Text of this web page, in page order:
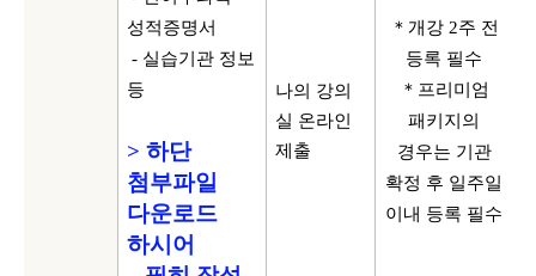
성적증명서
- 실습기관 정보
등
> 하단
첨부파일
다운로드
하시어
나의 강의
실 온라인
제출
＊개강2주 전
등록 필수
＊프리미엄
패키지의
경우는 기관
확정 후 일주일
이내 등록 필수